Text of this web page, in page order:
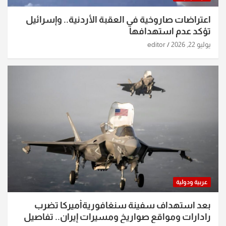
اعتراضات صاروخية في العقبة الأردنية.. وإسرائيل
تؤكد عدم استهدافها
يوليو 22, 2026 editor
عربية ودولية
بعد استهداف سفينة سنغافوريةأميركا تضرب
رادارات ومواقع صواريخ ومسيرات إيران.. تفاصيل